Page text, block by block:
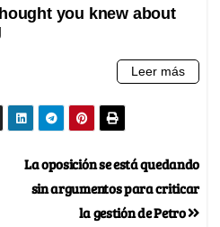
La oposición se está quedando
sin argumentos para criticar
la gestión de Petro